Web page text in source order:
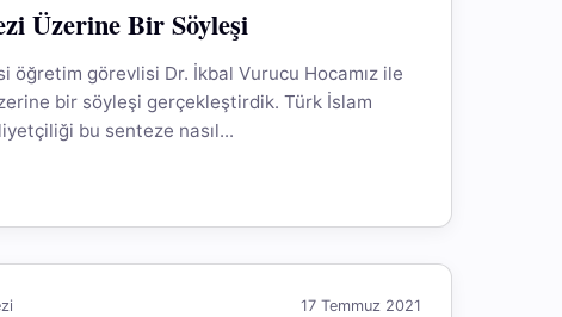
Üzerine Bir Söyleşi
öğretim görevlisi Dr. İkbal Vurucu Hocamız ile
bir söyleşi gerçekleştirdik. Türk İslam
bu senteze nasıl...
17 Temmuz 2021